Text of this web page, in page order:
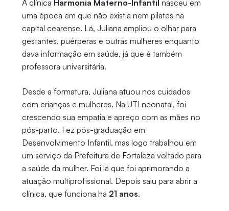
A clínica Harmonia Materno-Infantil nasceu em
uma época em que não existia nem pilates na
capital cearense. Lá, Juliana ampliou o olhar para
gestantes, puérperas e outras mulheres enquanto
dava informação em saúde, já que é também
professora universitária.
Desde a formatura, Juliana atuou nos cuidados
com crianças e mulheres. Na UTI neonatal, foi
crescendo sua empatia e apreço com as mães no
pós-parto. Fez pós-graduação em
Desenvolvimento Infantil, mas logo trabalhou em
um serviço da Prefeitura de Fortaleza voltado para
a saúde da mulher. Foi lá que foi aprimorando a
atuação multiprofissional. Depois saiu para abrir a
clínica, que funciona há 21 anos.